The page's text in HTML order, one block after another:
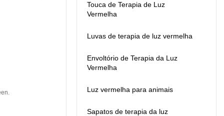
Touca de Terapia de Luz
Vermelha
Luvas de terapia de luz vermelha
Envoltório de Terapia da Luz
Vermelha
Luz vermelha para animais
Sapatos de terapia da luz